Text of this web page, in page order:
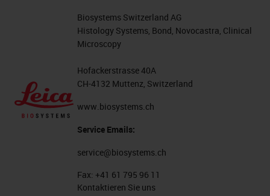
Biosystems Switzerland AG
Histology Systems, Bond, Novocastra, Clinical
Microscopy
Hofackerstrasse 40A
CH-4132 Muttenz, Switzerland
www.biosystems.ch
Service Emails:
service@biosystems.ch
Fax: +41 61 795 96 11
Kontaktieren Sie uns